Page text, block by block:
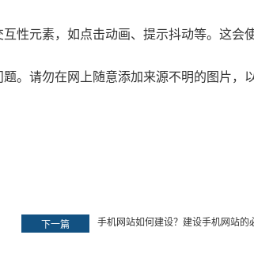
性元素，如点击动画、提示抖动等。这会
。请勿在网上随意添加来源不明的图片
下一篇 手机网站如何建设？建设手机网站的